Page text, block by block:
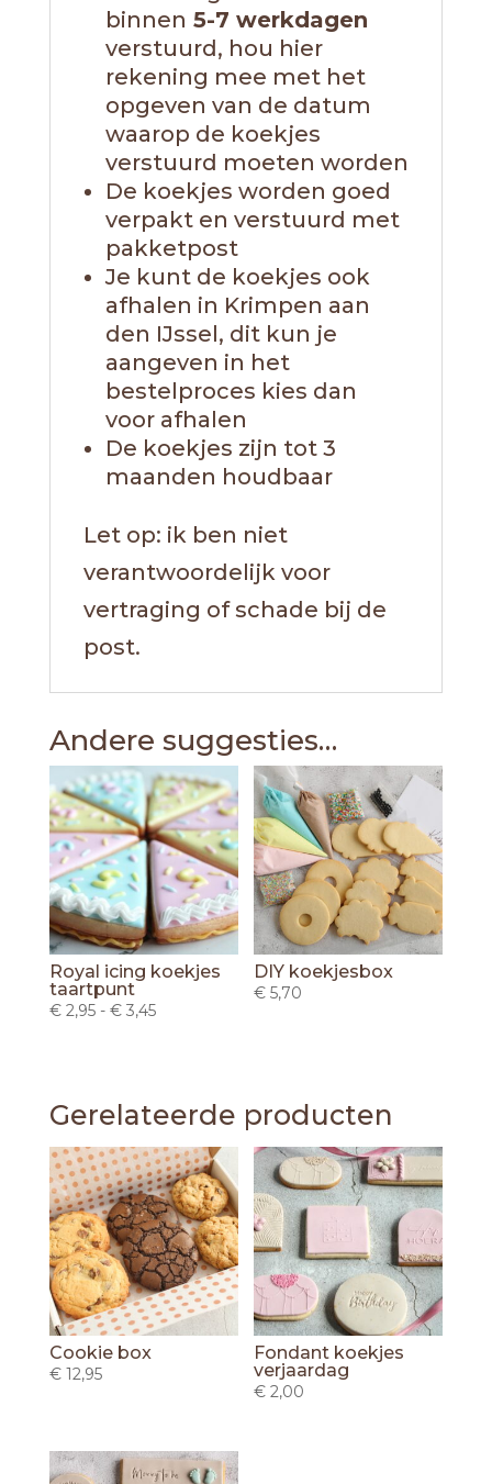
binnen 5-7 werkdagen
verstuurd, hou hier
rekening mee met het
opgeven van de datum
waarop de koekjes
verstuurd moeten worden
De koekjes worden goed
verpakt en verstuurd met
pakketpost
Je kunt de koekjes ook
afhalen in Krimpen aan
den IJssel, dit kun je
aangeven in het
bestelproces kies dan
voor afhalen
De koekjes zijn tot 3
maanden houdbaar
Let op: ik ben niet
verantwoordelijk voor
vertraging of schade bij de
post.
Andere suggesties…
Royal icing koekjes
taartpunt
€2,95 - €3,45Prijsklasse:
DIY koekjesbox
€ 5,70
Gerelateerde producten
Cookie box
€12,95
Fondant koekjes
verjaardag
€ 2,00